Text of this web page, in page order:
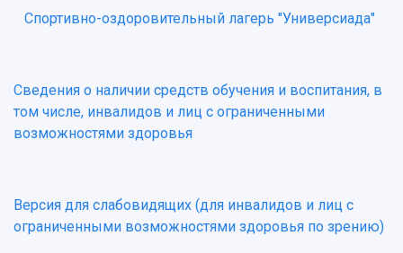
Спортивно-оздоровительный лагерь "Универсиада"
Сведения о наличии средств обучения и воспитания, в
том числе, инвалидов и лиц с ограниченными
возможностями здоровья
Версия для слабовидящих (для инвалидов и лиц с
ограниченными возможностями здоровья по зрению)